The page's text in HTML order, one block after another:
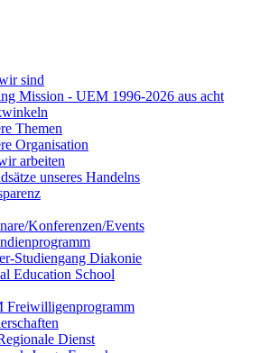
sind
Mission - UEM 1996-2026 aus acht
Themen
Organisation
arbeiten
unseres Handelns
Konferenzen/Events
Studiengang Diakonie
Education School
Freiwilligenprogramm
Dienst